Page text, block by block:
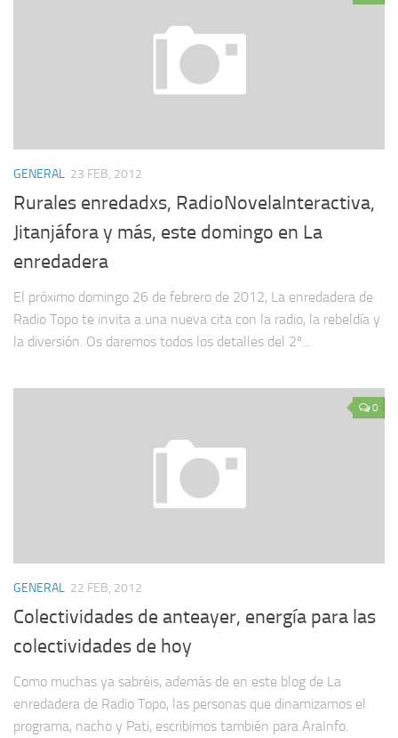
GENERAL 23 FEB, 2012
Rurales enredadxs, RadioNovelaInteractiva,
Jitanjáfora y más, este domingo en La
enredadera
El próximo domingo 26 de febrero de 2012, La enredadera de
Radio Topo te invita a una nueva cita con la radio, la rebeldía y
la diversión. Os daremos todos los detalles del 2º...
0
GENERAL 22 FEB, 2012
Colectividades de anteayer, energía para las
colectividades de hoy
Como muchas ya sabréis, además de en este blog de La
enredadera de Radio Topo, las personas que dinamizamos el
programa, nacho y Pati, escribimos también para AraInfo.